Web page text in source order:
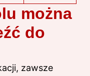
można
do
zawsze